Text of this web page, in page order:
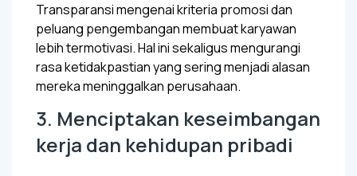
Transparansi mengenai kriteria promosi dan
peluang pengembangan membuat karyawan
lebih termotivasi. Hal ini sekaligus mengurangi
rasa ketidakpastian yang sering menjadi alasan
mereka meninggalkan perusahaan.
3. Menciptakan keseimbangan
kerja dan kehidupan pribadi